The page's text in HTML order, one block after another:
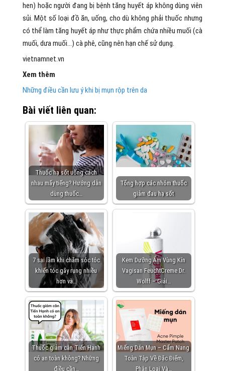
hen) hoặc người đang bị bệnh tăng huyết áp không dùng viên
sủi. Một số loại đồ ăn, uống, cho dù không phải thuốc nhưng
có thể làm tăng huyết áp như thực phẩm chứa nhiều muối (cà
muối, dưa muối…) cà phê, cũng nên hạn chế sử dụng.
vietnamnet.vn
Xem thêm
Những điều cần lưu ý khi bị mụn rộp trên da
Bài viết liên quan:
Thuốc hạ sốt uống cách
nhau mấy tiếng? Hướng dẫn
dùng thuốc…
Tổng hợp các nhóm thuốc
giảm đau hạ sốt
7 sai lầm khi chăm sóc tóc
khiến tóc gãy rụng nhiều
hơn và…
Kem Dưỡng Ẩm Vùng Kín
Vagisan FeuchtCreme Dr.
Wolff – Giải…
Thuốc giảm cân Tiến Hạnh
có an toàn không? Những
điều cần…
Miếng Dán Mụn – Cẩm Nang
Toàn Tập Về Đặc Điểm,
Phân Loại Và…